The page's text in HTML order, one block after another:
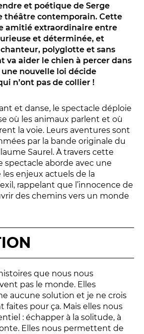
collègues
social,
et poétique de Serge
théâtre contemporain. Cette
amitié extraordinaire entre
et déterminée, et
polyglotte et sans
va aider le chien à percer dans
une nouvelle loi décide
n’ont pas de collier !
et danse, le spectacle déploie
où les animaux parlent et où
la voie. Leurs aventures sont
par la bande originale du
Saurel. À travers cette
spectacle aborde avec une
enjeux actuels de la
rappelant que l’innocence de
des chemins vers un monde
que nous nous
pas le monde. Elles
aucune solution et je ne crois
faites pour ça. Mais elles nous
: échapper à la solitude, à
Elles nous permettent de